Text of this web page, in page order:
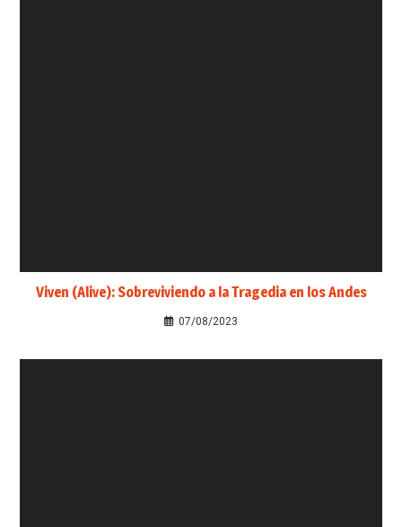
Viven (Alive): Sobreviviendo a la Tragedia en los Andes
07/08/2023